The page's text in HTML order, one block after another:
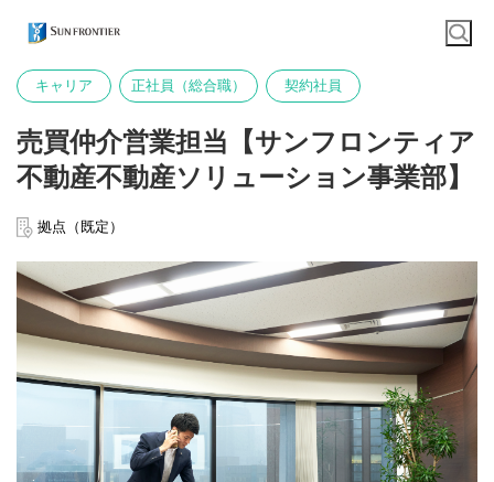
キャリア 正社員（総合職） 契約社員
売買仲介営業担当【サンフロンティア
不動産不動産ソリューション事業部】
拠点（既定）